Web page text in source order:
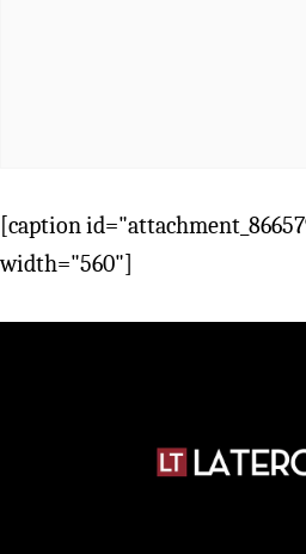
[caption
width="560"]